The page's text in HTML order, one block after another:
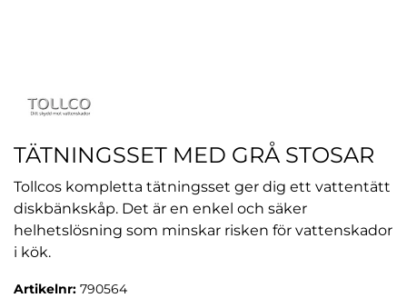
TÄTNINGSSET MED GRÅ STOSAR
Tollcos kompletta tätningsset ger dig ett vattentätt
diskbänkskåp. Det är en enkel och säker
helhetslösning som minskar risken för vattenskador
i kök.
Artikelnr: 790564